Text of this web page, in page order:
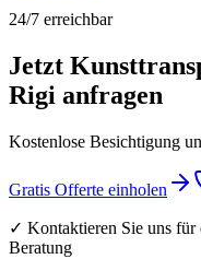
24/7 erreichbar
Jetzt
Rigi anfragen
Kostenlose Besichtigung
Gratis Offerte einholen
✓ Kontaktieren Sie uns für
Beratung